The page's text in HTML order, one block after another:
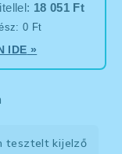
18 051 Ft
0 Ft
IDE »
tesztelt kijelző